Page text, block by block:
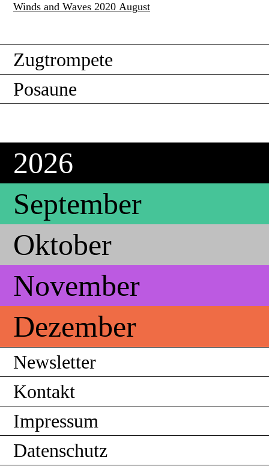
Winds and Waves 2020 August
Zugtrompete
Posaune
2026
September
Oktober
November
Dezember
Newsletter
Kontakt
Impressum
Datenschutz